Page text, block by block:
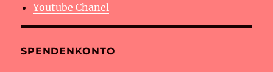
Youtube Chanel
SPENDENKONTO